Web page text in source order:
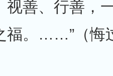
视善、行善，
福。……”（悔